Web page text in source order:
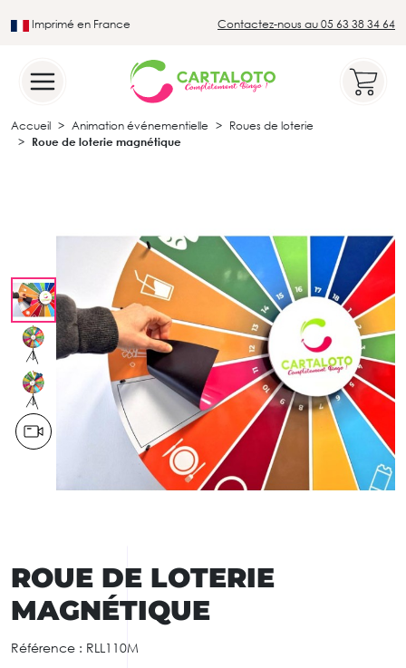
Imprimé en France Contactez-nous au 05 63 38 34 64
Accueil Animation événementielle
Roues de loterie
Roue de loterie magnétique
ROUE DE LOTERIE
MAGNÉTIQUE
Référence : RLL110M